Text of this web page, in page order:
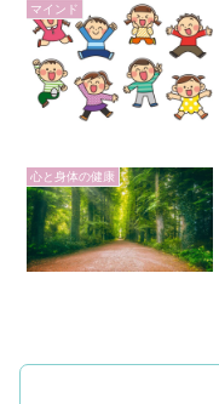
マインド
心と身体の健康